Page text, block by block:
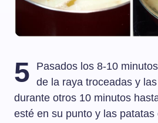
5
Pasados los 8-10
de la raya troceadas y
durante otros 10 minutos
esté en su punto y las patatas